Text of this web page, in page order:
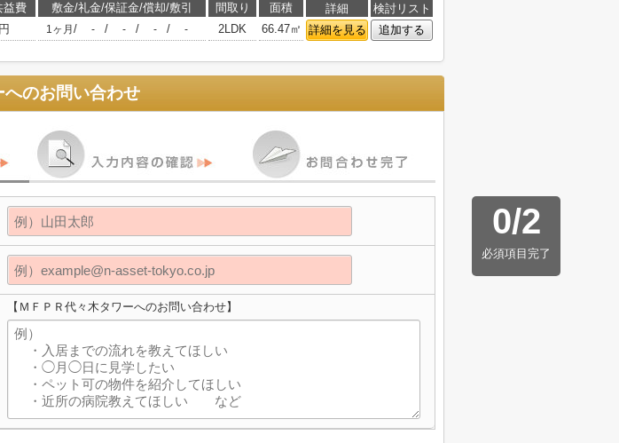
益費 敷金/礼金/保証金/償却/敷引 間取り 面積 詳細
検討リスト
1ヶ月 / - / - / - / - 2LDK 66.47㎡ 詳細を見る 追加する
へのお問い合わせ
0/2
必須項目完了
【ＭＦＰＲ代々木タワーへのお問い合わせ】